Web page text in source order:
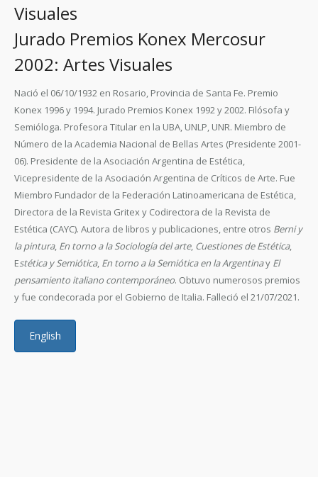
Visuales
Jurado Premios Konex Mercosur
2002: Artes Visuales
Nació el 06/10/1932 en Rosario, Provincia de Santa Fe. Premio
Konex 1996 y 1994. Jurado Premios Konex 1992 y 2002. Filósofa y
Semióloga. Profesora Titular en la UBA, UNLP, UNR. Miembro de
Número de la Academia Nacional de Bellas Artes (Presidente 2001-
06). Presidente de la Asociación Argentina de Estética,
Vicepresidente de la Asociación Argentina de Críticos de Arte. Fue
Miembro Fundador de la Federación Latinoamericana de Estética,
Directora de la Revista Gritex y Codirectora de la Revista de
Estética (CAYC). Autora de libros y publicaciones, entre otros Berni y
la pintura, En torno a la Sociología del arte, Cuestiones de Estética,
Estética y Semiótica, En torno a la Semiótica en la Argentinay El
pensamiento italiano contemporáneo. Obtuvo numerosos premios
y fue condecorada por el Gobierno de Italia. Falleció el 21/07/2021.
English